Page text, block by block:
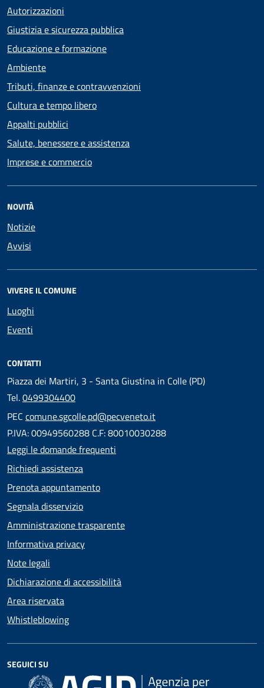
Autorizzazioni
Giustizia e sicurezza pubblica
Educazione e formazione
Ambiente
Tributi, finanze e contravvenzioni
Cultura e tempo libero
Appalti pubblici
Salute, benessere e assistenza
Imprese e commercio
NOVITÀ
Notizie
Avvisi
VIVERE IL COMUNE
Luoghi
Eventi
CONTATTI
Piazza dei Martiri, 3 - Santa Giustina in Colle (PD)
Tel.0499304400
PEC comune.sgcolle.pd@pecveneto.it
P.IVA: 00949560288 C.F: 80010030288
Leggi le domande frequenti
Richiedi assistenza
Prenota appuntamento
Segnala disservizio
Amministrazione trasparente
Informativa privacy
Note legali
Dichiarazione di accessibilità
Area riservata
Whistleblowing
SEGUICI SU